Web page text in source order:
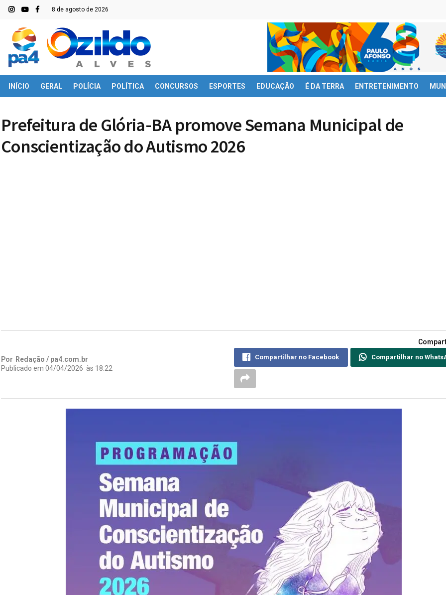
8 de agosto de 2026
INÍCIO GERAL POLÍCIA POLÍTICA CONCURSOS ESPORTES EDUCAÇÃO É DA TERRA ENTRETENIMENTO
Prefeitura de Glória-BA promove Semana Municipal de
Conscientização do Autismo 2026
Por Redação / pa4.com.br
Publicado em 04/04/2026 às 18:22
Compartilhar no Facebook Compartilhar no